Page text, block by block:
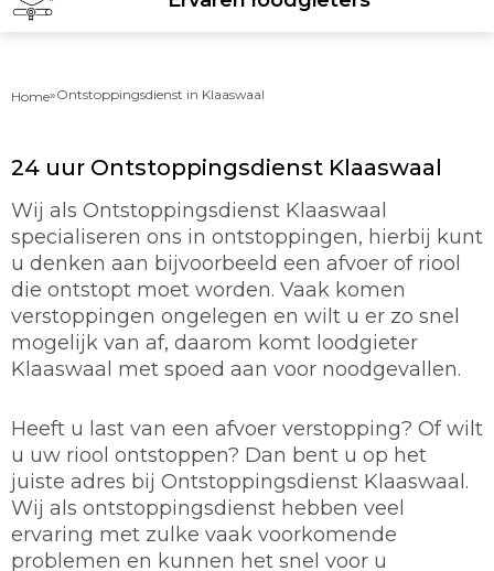
Home»Ontstoppingsdienst in Klaaswaal
24 uur Ontstoppingsdienst Klaaswaal
Wij als Ontstoppingsdienst Klaaswaal
specialiseren ons in ontstoppingen, hierbij kunt
u denken aan bijvoorbeeld een afvoer of riool
die ontstopt moet worden. Vaak komen
verstoppingen ongelegen en wilt u er zo snel
mogelijk van af, daarom komt loodgieter
Klaaswaal met spoed aan voor noodgevallen.
Heeft u last van een afvoer verstopping? Of wilt
u uw riool ontstoppen? Dan bent u op het
juiste adres bij Ontstoppingsdienst Klaaswaal.
Wij als ontstoppingsdienst hebben veel
ervaring met zulke vaak voorkomende
problemen en kunnen het snel voor u